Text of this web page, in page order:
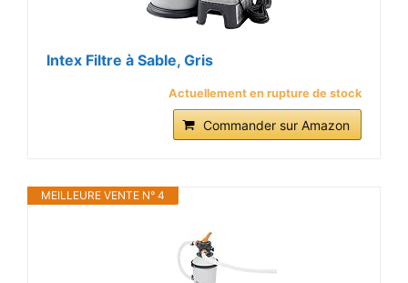
Intex Filtre à Sable, Gris
Actuellement en rupture de stock
Commander sur Amazon
MEILLEURE VENTE N° 4